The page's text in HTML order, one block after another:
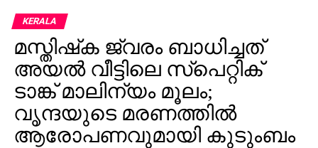
KERALA
മസ്തിഷ്‌ക ജ്വരം ബാധിച്ചത്
അയല്‍ വീട്ടിലെ സ്‌പെറ്റിക്
ടാങ്ക് മാലിന്യം മൂലം;
വൃന്ദയുടെ മരണത്തില്‍
ആരോപണവുമായി കുടുംബം